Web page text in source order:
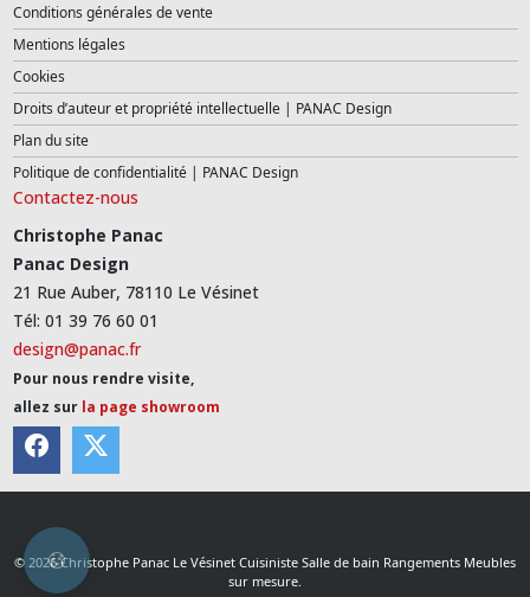
Conditions générales de vente
Mentions légales
Cookies
Droits d’auteur et propriété intellectuelle | PANAC Design
Plan du site
Politique de confidentialité | PANAC Design
Contactez-nous
Christophe Panac
Panac Design
21 Rue Auber, 78110 Le Vésinet
Tél: 01 39 76 60 01
design@panac.fr
Pour nous rendre visite,
allez sur la page showroom
© 2026 Christophe Panac Le Vésinet Cuisiniste Salle de bain Rangements Meubles
sur mesure.